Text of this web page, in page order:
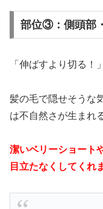
部位③：側頭部
「伸ばすより切る！
髪の毛で隠せそうな
は不自然さが生まれ
潔いベリーショート
目立たなくしてくれ